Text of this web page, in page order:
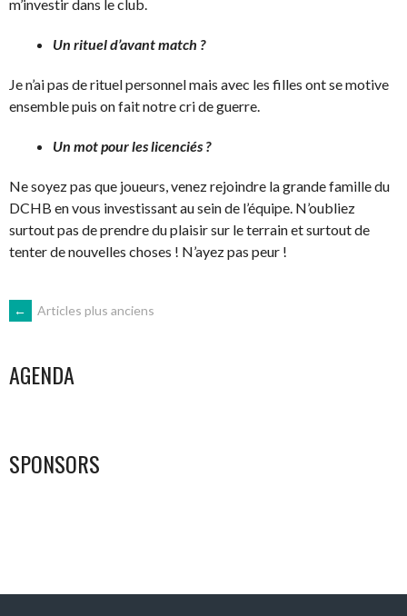
m’investir dans le club.
Un rituel d’avant match ?
Je n’ai pas de rituel personnel mais avec les filles ont se motive
ensemble puis on fait notre cri de guerre.
Un mot pour les licenciés ?
Ne soyez pas que joueurs, venez rejoindre la grande famille du
DCHB en vous investissant au sein de l’équipe. N’oubliez
surtout pas de prendre du plaisir sur le terrain et surtout de
tenter de nouvelles choses ! N’ayez pas peur !
NAVIGATION
DES
← Articles plus anciens
AGENDA
SPONSORS